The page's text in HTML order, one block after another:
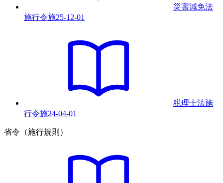
災害減免法
施行令施25-12-01
税理士法施
行令施24-04-01
省令（施行規則）